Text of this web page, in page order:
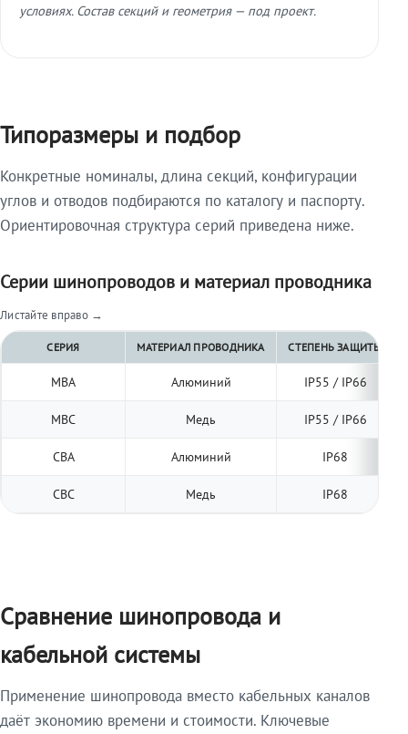
условиях. Состав секций и геометрия — под проект.
Типоразмеры и подбор
Конкретные номиналы, длина секций, конфигурации
углов и отводов подбираются по каталогу и паспорту.
Ориентировочная структура серий приведена ниже.
Серии шинопроводов и материал проводника
Листайте вправо →
СЕРИЯ МАТЕРИАЛ ПРОВОДНИКА СТЕПЕНЬ ЗАЩИТЫ
МВА Алюминий IP55 / IP66
МВС Медь IP55 / IP66
СВА Алюминий IP68
СВС Медь IP68
Сравнение шинопровода и
кабельной системы
Применение шинопровода вместо кабельных каналов
даёт экономию времени и стоимости. Ключевые